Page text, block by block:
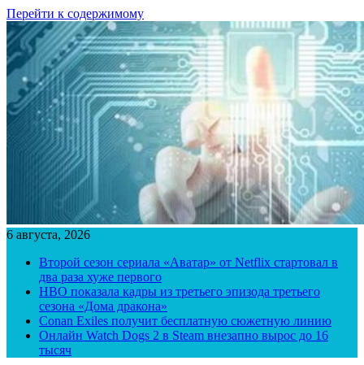
Перейти к содержимому
6 августа, 2026
Второй сезон сериала «Аватар» от Netflix стартовал в
два раза хуже первого
HBO показала кадры из третьего эпизода третьего
сезона «Дома дракона»
Conan Exiles получит бесплатную сюжетную линию
Онлайн Watch Dogs 2 в Steam внезапно вырос до 16
тысяч